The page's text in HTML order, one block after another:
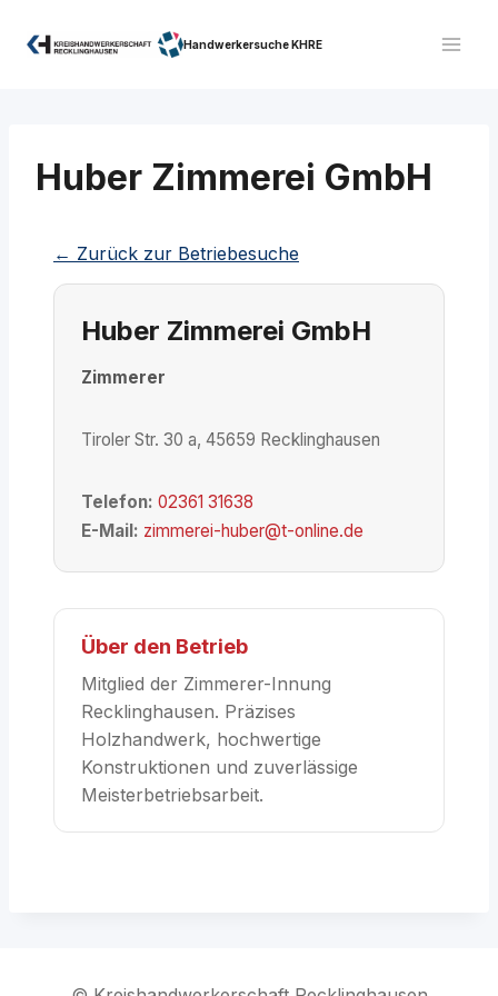
Inhalt
Handwerkersuche KHRE
Huber Zimmerei GmbH
← Zurück zur Betriebesuche
Huber Zimmerei GmbH
Zimmerer
Tiroler Str. 30 a, 45659 Recklinghausen
Telefon: 02361 31638
E-Mail: zimmerei-huber@t-online.de
Über den Betrieb
Mitglied der Zimmerer-Innung
Recklinghausen. Präzises
Holzhandwerk, hochwertige
Konstruktionen und zuverlässige
Meisterbetriebsarbeit.